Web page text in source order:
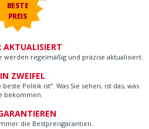
BESTE
PREIS
AKTUALISIERT
werden regelmäßig und präzise aktualisiert.
ZWEIFEL
Politik ist“. Was Sie sehen, ist das, was
bekommen.
die Bestpreisgarantien.